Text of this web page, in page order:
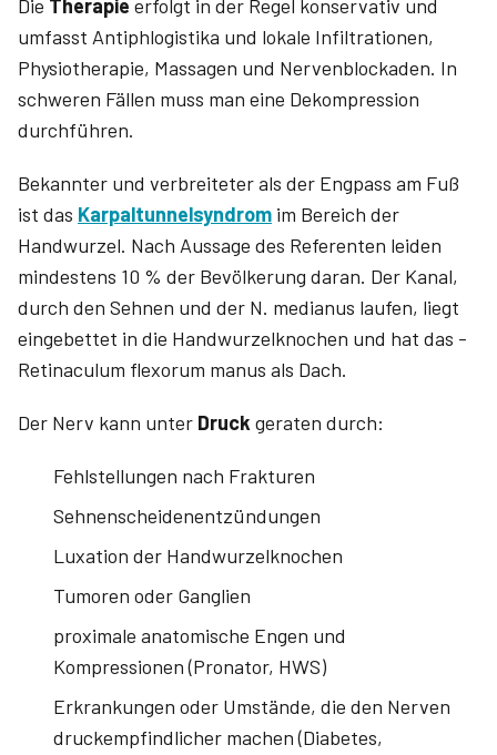
Die Therapie erfolgt in der Regel konservativ und
umfasst Antiphlogistika und lokale Infiltrationen,
Physiotherapie, Massagen und Nervenblockaden. In
schweren Fällen muss man eine Dekompression
durchführen.
Bekannter und verbreiteter als der Engpass am Fuß
ist das Karpaltunnelsyndrom im Bereich der
Handwurzel. Nach Aussage des Referenten leiden
mindestens 10 % der Bevölkerung daran. Der Kanal,
durch den Sehnen und der N. ­medianus laufen, liegt
eingebettet in die Handwurzelknochen und hat das ­
Retinaculum ­flexorum manus als Dach.
Der Nerv kann unter Druck geraten durch:
Fehlstellungen nach Frakturen
Sehnenscheidenentzündungen
Luxation der Handwurzelknochen
Tumoren oder Ganglien
proximale anatomische Engen und
Kompressionen (Pronator, HWS)
Erkrankungen oder Umstände, die den Nerven
druckempfindlicher machen (Diabetes,